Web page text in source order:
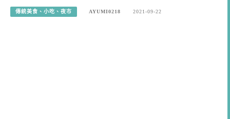
傳統美食、小吃、夜市 AYUMI0218 2021-09-22